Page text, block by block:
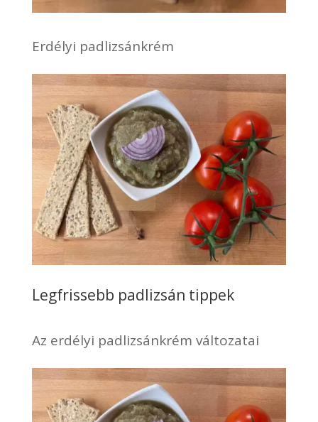
Erdélyi padlizsánkrém
Legfrissebb padlizsán tippek
Az erdélyi padlizsánkrém változatai